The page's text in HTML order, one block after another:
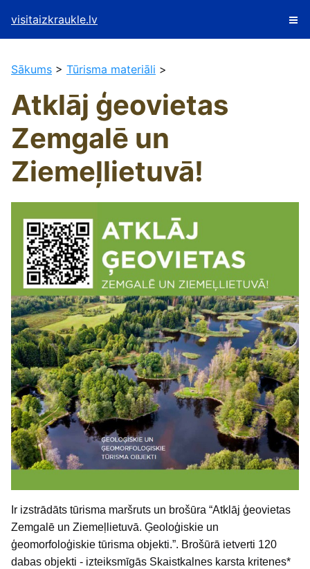
visitaizkraukle.lv
Sākums > Tūrisma materiāli >
Atklāj ģeovietas
Zemgalē un
Ziemeļlietuvā!
Ir izstrādāts tūrisma maršruts un brošūra “Atklāj ģeovietas
Zemgalē un Ziemeļlietuvā. Ģeoloģiskie un
ģeomorfoloģiskie tūrisma objekti.”. Brošūrā ietverti 120
dabas objekti - izteiksmīgās Skaistkalnes karsta kritenes*